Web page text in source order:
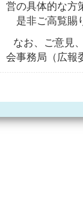
営の具体的な方
是非ご高覧賜
なお、ご意見
会事務局（広報